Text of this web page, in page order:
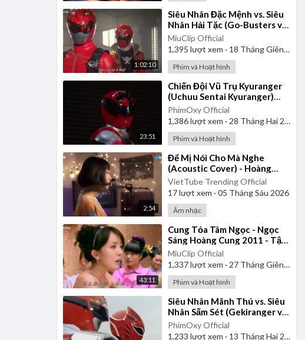
1:02:10
⁣Siêu Nhân Đặc Mệnh vs. Siêu
Nhân Hải Tặc (Go-Busters vs.
Gokaiger) | Vietsub
MiuClip Official
1,395 lượt xem · 18 Tháng Giêng 2025
Phim và Hoạt hình
23:51
⁣Chiến Đội Vũ Trụ Kyuranger
(Uchuu Sentai Kyuranger)
2017 - Tập 1 | Thuyết Minh
PhimOxy Official
1,386lượt xem · 28 Tháng Hai 2025
Phim và Hoạt hình
2:54
⁣Để Mị Nói Cho Mà Nghe
(Acoustic Cover) - Hoàng
Thùy Linh - Hà My x Đình Duy
VietTube Trending Official
17lượt xem · 05 Tháng Sáu 2026
Âm nhạc
43:11
⁣Cung Tỏa Tâm Ngọc - Ngọc
Sáng Hoàng Cung 2011 - Tập
1 | Thuyết Minh
MiuClip Official
1,337lượt xem · 27 Tháng Giêng 2025
Phim và Hoạt hình
⁣Siêu Nhân Mãnh Thú vs. Siêu
Nhân Sấm Sét (Gekiranger vs.
Boukenger) 2008 | Vietsub
PhimOxy Official
1,233 lượt xem · 13 Tháng Hai 2025